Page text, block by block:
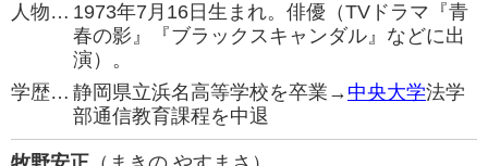
人物… 1973年7月16日生まれ。俳優（TVドラマ『青
春の影』『ブラックスキャンダル』などに出
演）。
学歴… 静岡県立浜名高等学校を卒業→ 中央大学法学
部通信教育課程を中退